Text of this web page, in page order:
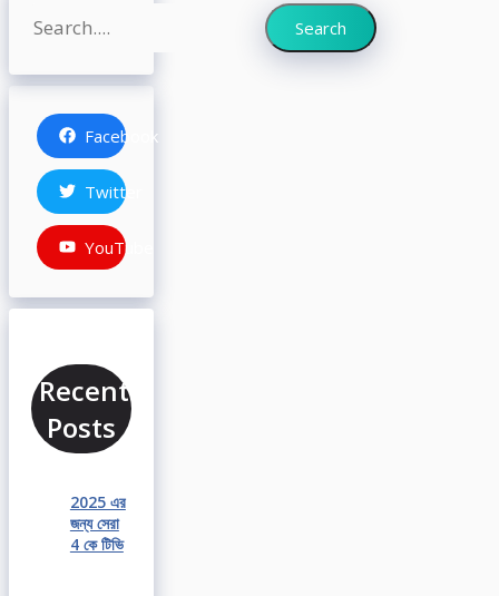
Search Search
Facebook
Twitter
YouTube
Recent
Posts
2025 এর
জন্য সেরা
4 কে টিভি